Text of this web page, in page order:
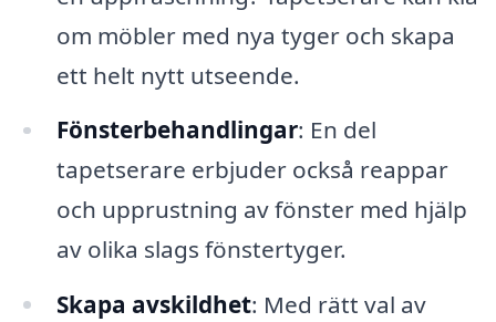
om möbler med nya tyger och skapa
ett helt nytt utseende.
Fönsterbehandlingar: En del
tapetserare erbjuder också reappar
och upprustning av fönster med hjälp
av olika slags fönstertyger.
Skapa avskildhet: Med rätt val av